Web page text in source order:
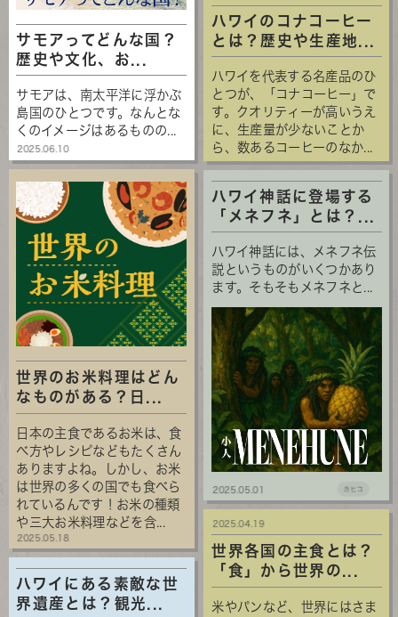
サモアってどんな国？
歴史や文化、お...
サモアは、南太平洋に浮かぶ
島国のひとつです。なんとな
くのイメージはあるものの...
2025.06.10
ハワイのコナコーヒー
とは？歴史や生産地...
ハワイを代表する名産品のひ
とつが、「コナコーヒー」で
す。クオリティーが高いうえ
に、生産量が少ないことか
ら、数あるコーヒーのなか...
世界のお米料理はどん
なものがある？日...
日本の主食であるお米は、食
べ方やレシピなどもたくさん
ありますよね。しかし、お米
は世界の多くの国でも食べら
れているんです！お米の種類
や三大お米料理などを含...
2025.05.18
ハワイ神話に登場する
「メネフネ」とは？...
ハワイ神話には、メネフネ伝
説というものがいくつかあり
ます。そもそもメネフネと...
2025.05.01 カヒコ
ハワイにある素敵な世
界遺産とは？観光...
世界各国の主食とは？
「食」から世界の...
米やパンなど、世界にはさま
2025.04.19